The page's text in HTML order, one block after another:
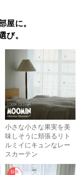
屋に。
び。
小さな小さな果実を美
味しそうに頬張るリト
ルミイにキュンなレー
スカーテン